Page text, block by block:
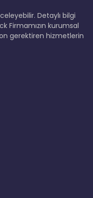
Detaylı bilgi
Firmamızın kurumsal
gerektiren hizmetlerin